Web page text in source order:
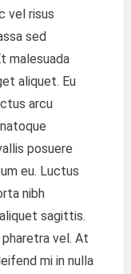
vel risus
sed
malesuada
aliquet. Eu
arcu
posuere
eu. Luctus
nibh
sagittis.
vel. At
mi in nulla